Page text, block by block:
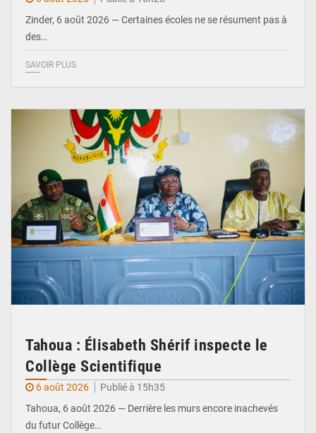
Zinder, 6 août 2026 — Certaines écoles ne se résument pas à
des…
SAVOIR PLUS
Tahoua : Élisabeth Shérif inspecte le
Collège Scientifique
6 août 2026
Publié à 15h35
Tahoua, 6 août 2026 — Derrière les murs encore inachevés
du futur Collège…